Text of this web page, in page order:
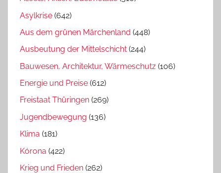
Asylkrise (642)
Aus dem grünen Märchenland (448)
Ausbeutung der Mittelschicht (244)
Bauwesen, Architektur, Wärmeschutz (106)
Energie und Preise (612)
Freistaat Thüringen (269)
Jugendbewegung (136)
Klima (181)
Kórona (422)
Krieg und Frieden (262)